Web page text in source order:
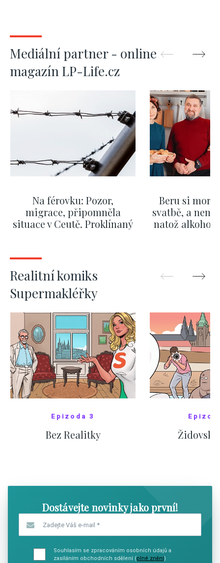
Mediální partner - online
magazín LP-Life.cz
Na férovku: Pozor,
migrace, připomněla
situace v Ceutě. Proklínaný
Okamurova videa
Beru si
svatbě, a
natož alkohol.
Realitní komiks
Supermakléřky
Epizoda 3
Bez Realitky
Dostávejte novinky jako první!
Souhlasím se zpracováním osobních údajů a
zasíláním obchodních sdělení (plné znění)